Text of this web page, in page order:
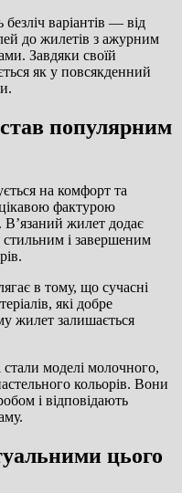
варіантів — від
до жилетів з ажурним
Завдяки своїй
як у повсякденний
популярним
на комфорт та
цікавою фактурою
В’язаний жилет додає
і завершеним
в тому, що сучасні
які добре
жилет залишається
моделі молочного,
кольорів. Вони
і відповідають
цього